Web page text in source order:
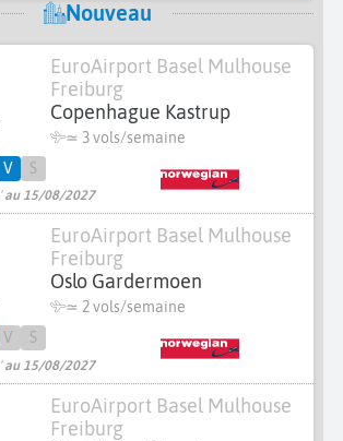
Nouveau
EuroAirport Basel Mulhouse
Freiburg
Copenhague Kastrup
≃ 3 vols/semaine
au 15/08/2027
V S
EuroAirport Basel Mulhouse
Freiburg
Oslo Gardermoen
≃ 2 vols/semaine
au 15/08/2027
V S
EuroAirport Basel Mulhouse
Freiburg